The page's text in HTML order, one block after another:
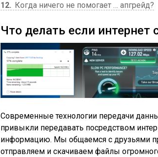
12
Когда ничего не помогает … апгрейд?
Что делать если интернет
Современные технологии передачи
привыкли передавать посредством
информацию. Мы общаемся с друзьями
отправляем и скачиваем файлы